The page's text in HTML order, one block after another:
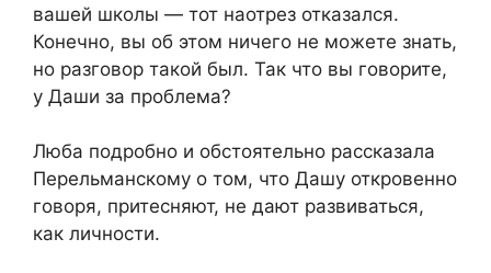
вашей школы — тот наотрез отказался.
Конечно, вы об этом ничего не можете знать,
но разговор такой был. Так что вы говорите,
у Даши за проблема?
Люба подробно и обстоятельно рассказала
Перельманскому о том, что Дашу откровенно
говоря, притесняют, не дают развиваться,
как личности.